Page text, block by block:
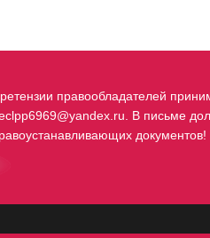
правообладателей
В письме
документов!